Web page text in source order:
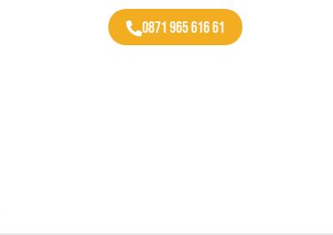
0871 965 616 61